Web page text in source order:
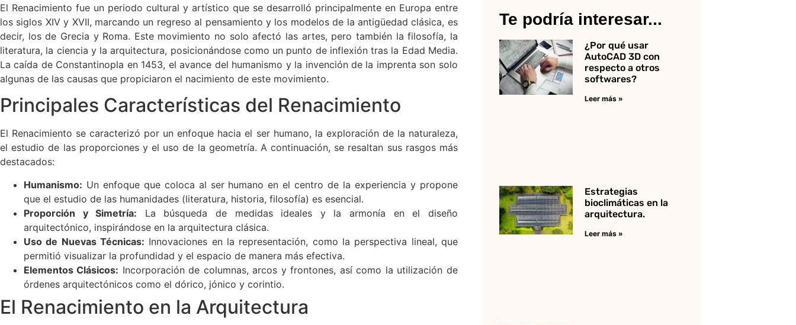
El Renacimiento fue un periodo cultural y artístico que se desarrolló principalmente en Europa entre
los siglos XIV y XVII, marcando un regreso al pensamiento y los modelos de la antigüedad clásica, es
decir, los de Grecia y Roma. Este movimiento no solo afectó las artes, pero también la filosofía, la
literatura, la ciencia y la arquitectura, posicionándose como un punto de inflexión tras la Edad Media.
La caída de Constantinopla en 1453, el avance del humanismo y la invención de la imprenta son solo
algunas de las causas que propiciaron el nacimiento de este movimiento.
Principales Características del Renacimiento
El Renacimiento se caracterizó por un enfoque hacia el ser humano, la exploración de la naturaleza,
el estudio de las proporciones y el uso de la geometría. A continuación, se resaltan sus rasgos más
destacados:
Humanismo: Un enfoque que coloca al ser humano en el centro de la experiencia y propone
que el estudio de las humanidades (literatura, historia, filosofía) es esencial.
Proporción y Simetría: La búsqueda de medidas ideales y la armonía en el diseño
arquitectónico, inspirándose en la arquitectura clásica.
Uso de Nuevas Técnicas: Innovaciones en la representación, como la perspectiva lineal, que
permitió visualizar la profundidad y el espacio de manera más efectiva.
Elementos Clásicos: Incorporación de columnas, arcos y frontones, así como la utilización de
órdenes arquitectónicos como el dórico, jónico y corintio.
El Renacimiento en la Arquitectura
Te podría interesar...
¿Por qué usar
AutoCAD 3D con
respecto a otros
softwares?
Leer más »
Estrategias
bioclimáticas en la
arquitectura.
Leer más »